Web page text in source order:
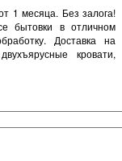
1 месяца. Без залога!
бытовки в отличном
Доставка на
кровати,